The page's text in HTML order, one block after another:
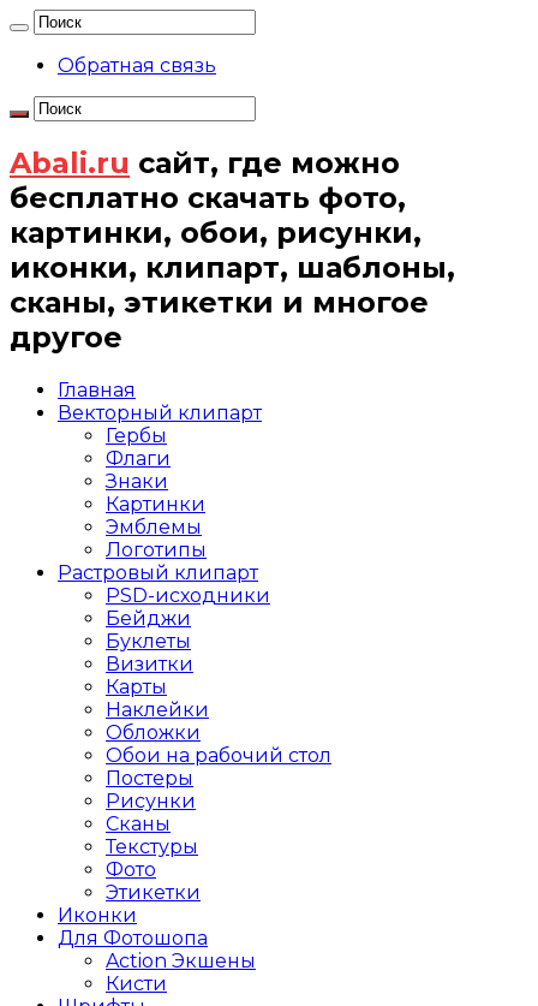
Обратная связь
Abali.ru сайт, где можно
бесплатно скачать фото,
картинки, обои, рисунки,
иконки, клипарт, шаблоны,
сканы, этикетки и многое
другое
Главная
Векторный клипарт
Гербы
Флаги
Знаки
Картинки
Эмблемы
Логотипы
Растровый клипарт
PSD-исходники
Бейджи
Буклеты
Визитки
Карты
Наклейки
Обложки
Обои на рабочий стол
Постеры
Рисунки
Сканы
Текстуры
Фото
Этикетки
Иконки
Для Фотошопа
Action Экшены
Кисти